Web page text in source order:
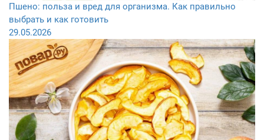
Пшено: польза и вред для организма. Как правильно
выбрать и как готовить
29.05.2026